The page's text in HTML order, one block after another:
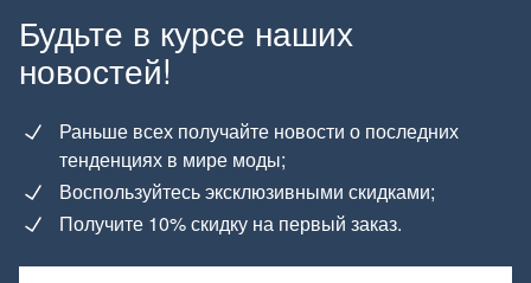
Будьте в курсе наших
новостей!
Раньше всех получайте новости о последних
тенденциях в мире моды;
Воспользуйтесь эксклюзивными скидками;
Получите 10% скидку на первый заказ.